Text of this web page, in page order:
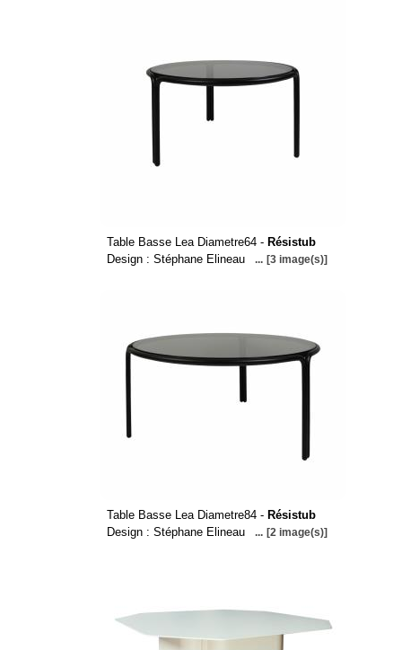
Table Basse Lea Diametre64 - Résistub
Design : Stéphane Elineau
... [3 image(s)]
Table Basse Lea Diametre84 - Résistub
Design : Stéphane Elineau
... [2 image(s)]